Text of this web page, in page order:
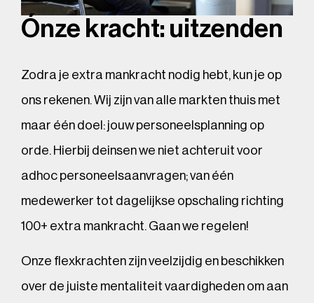
Ónze kracht: uitzenden
Zodra je extra mankracht nodig hebt, kun je op
ons rekenen. Wij zijn van alle markten thuis met
maar één doel: jouw personeelsplanning op
orde. Hierbij deinsen we niet achteruit voor
adhoc personeelsaanvragen; van één
medewerker tot dagelijkse opschaling richting
100+ extra mankracht. Gaan we regelen!
Onze flexkrachten zijn veelzijdig en beschikken
over de juiste mentaliteit vaardigheden om aan